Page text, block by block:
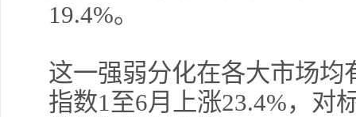
19.4%。
这一强弱分化在各大市场均
指数1至6月上涨23.4%，对